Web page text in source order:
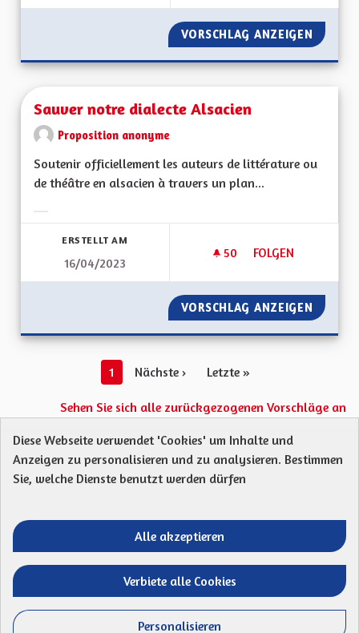
VORSCHLAG ANZEIGEN
Sauver notre dialecte Alsacien
Proposition anonyme
Soutenir officiellement les auteurs de littérature ou
de théâtre en alsacien à travers un plan...
ERSTELLT AM
16/04/2023
50 50 FOLLOWER
FOLGEN
SAUVER NOTRE
VORSCHLAG ANZEIGEN
1 Nächste › Letzte »
Sehen Sie sich alle zurückgezogenen Vorschläge an
Protection des Données
Charte de contribution
Mentions légales
Was sind Gremien?
Standardtitel für initiatives
Open Data Dateien herunterladen
Entre vos mains - Collectivité
Entre vos mains - Collectivité
Entre vos mains - Collectivité
Entre vos mains -
Website mitfreier Software erstellt
.
Diese Webseite verwendet 'Cookies' um Inhalte und
Anzeigen zu personalisieren und zu analysieren. Bestimmen
Sie, welche Dienste benutzt werden dürfen
Alle akzeptieren
Verbiete alle Cookies
Personalisieren